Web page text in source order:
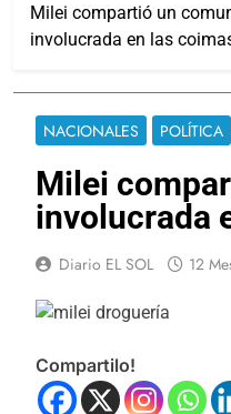
Milei compartió un
involucrada en las
NACIONALES POLÍTICA
Milei
involucrada
Diario EL SOL 12
Compartilo!